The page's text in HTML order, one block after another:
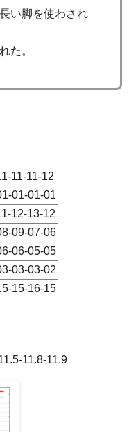
い脚を使わされ
た。
11-11-12
01-01-01
12-13-12
09-07-06
06-05-05
03-03-02
15-16-15
11.8-11.9